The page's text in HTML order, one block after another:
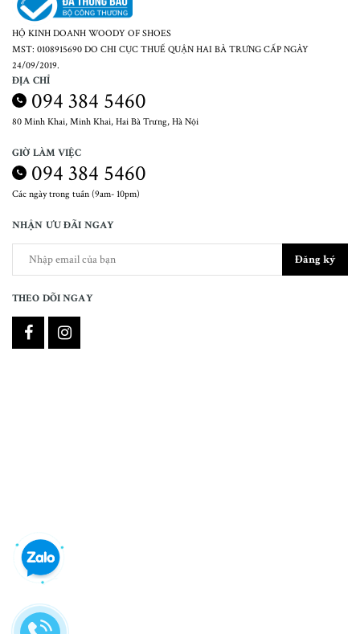
HỘ KINH DOANH WOODY OF SHOES
MST: 0108915690 DO CHI CỤC THUẾ QUẬN HAI BÀ TRƯNG CẤP NGÀY
24/09/2019.
ĐỊA CHỈ
094 384 5460
80 Minh Khai, Minh Khai, Hai Bà Trưng, Hà Nội
GIỜ LÀM VIỆC
094 384 5460
Các ngày trong tuần (9am- 10pm)
NHẬN ƯU ĐÃI NGAY
Đăng ký
THEO DÕI NGAY